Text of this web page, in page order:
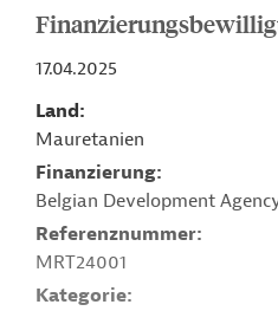
17.04.2025
Land
Mauretanien
Finanzierung
Belgian Development
Referenznummer
MRT24001
Kategorie